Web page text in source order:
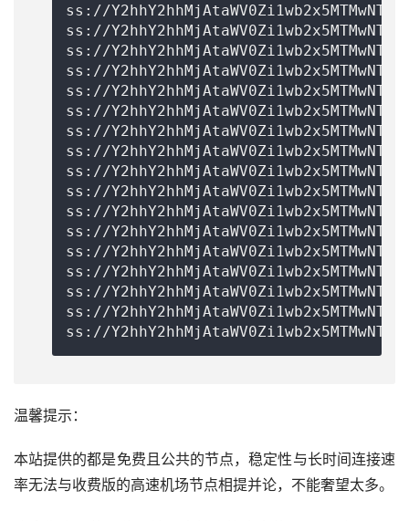
ss://
ss://
ss://
ss://
ss://
ss://
ss://
ss://
ss://
ss://
ss://
ss://
ss://
ss://
ss://
ss://
ss://
温馨提示：
本站提供的都是免费且公共的节点，稳定性与长时间连接速
率无法与收费版的高速机场节点相提并论，不能奢望太多。